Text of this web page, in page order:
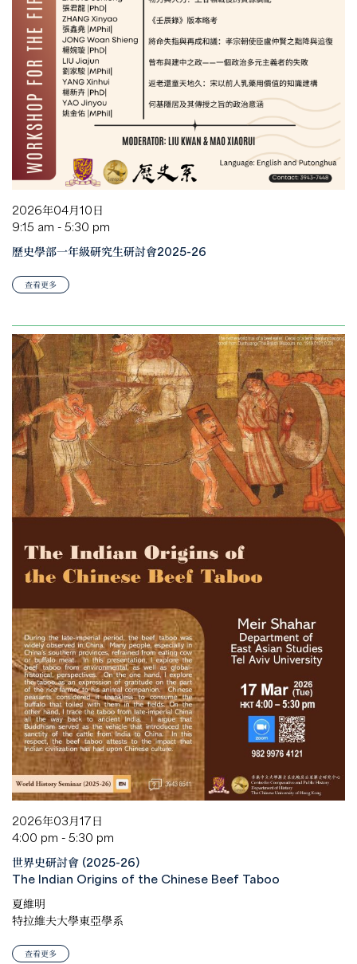
2026年04月10日
9:15 am - 5:30 pm
歷史學部一年級研究生研討會2025-26
查看更多
2026年03月17日
4:00 pm - 5:30 pm
世界史研討會 (2025-26)
The Indian Origins of the Chinese Beef Taboo
夏維明
特拉維夫大學東亞學系
查看更多